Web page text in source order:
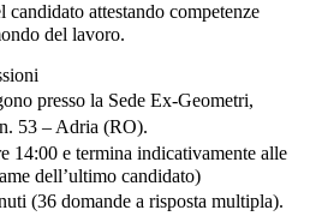
attestando competenze
del lavoro.
presso la Sede Ex-Geometri,
53 – Adria (RO).
14:00 e termina indicativamente alle
dell’ultimo candidato)
(36 domande a risposta multipla).